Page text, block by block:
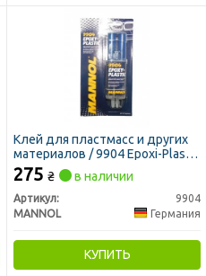
Клей для пластмасс и других
материалов / 9904 Epoxi-Plastic
Mannol 30г
275 ₴ в наличии
Артикул:
9904
MANNOL
Германия
КУПИТЬ